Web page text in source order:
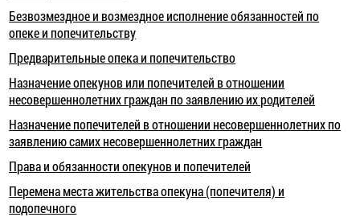
Безвозмездное и возмездное исполнение обязанностей по
опеке и попечительству
Предварительные опека и попечительство
Назначение опекунов или попечителей в отношении
несовершеннолетних граждан по заявлению их родителей
Назначение попечителей в отношении несовершеннолетних по
заявлению самих несовершеннолетних граждан
Права и обязанности опекунов и попечителей
Перемена места жительства опекуна (попечителя) и
подопечного